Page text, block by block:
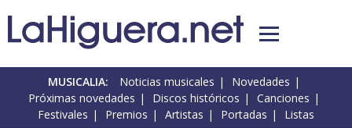
MUSICALIA: Noticias musicales
Novedades
Próximas novedades
Discos históricos
Canciones
Festivales
Premios Artistas Portadas Listas